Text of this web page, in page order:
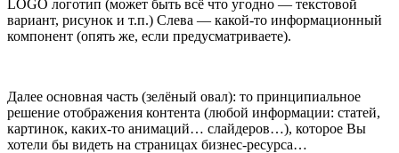
LOGO логотип (может быть всё что угодно — текстовой
вариант, рисунок и т.п.) Слева — какой-то информационный
компонент (опять же, если предусматриваете).
Далее основная часть (зелёный овал): то принципиальное
решение отображения контента (любой информации: статей,
картинок, каких-то анимаций… слайдеров…), которое Вы
хотели бы видеть на страницах бизнес-ресурса…